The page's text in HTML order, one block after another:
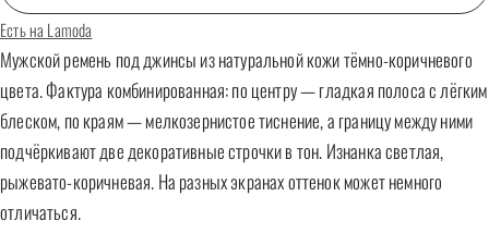
Есть на Lamoda
Мужской ремень под джинсы из натуральной кожи тёмно-коричневого
цвета. Фактура комбинированная: по центру — гладкая полоса с лёгким
блеском, по краям — мелкозернистое тиснение, а границу между ними
подчёркивают две декоративные строчки в тон. Изнанка светлая,
рыжевато-коричневая. На разных экранах оттенок может немного
отличаться.